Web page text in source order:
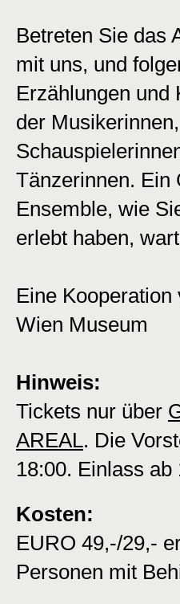
Betreten Sie das
mit uns, und
Erzählungen und
der Musikerinnen,
Tänzerinnen. Ein
Ensemble, wie
erlebt haben,
Eine
Wien Museum
Hinweis:
Tickets nur über
AREAL. Die
18:00. Einlass ab
Kosten:
EURO 49,-/29,-
Personen mit